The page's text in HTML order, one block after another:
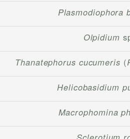
Plasmodiophora
Olpidium
Thanatephorus cucumeris (
Helicobasidium
Macrophomina